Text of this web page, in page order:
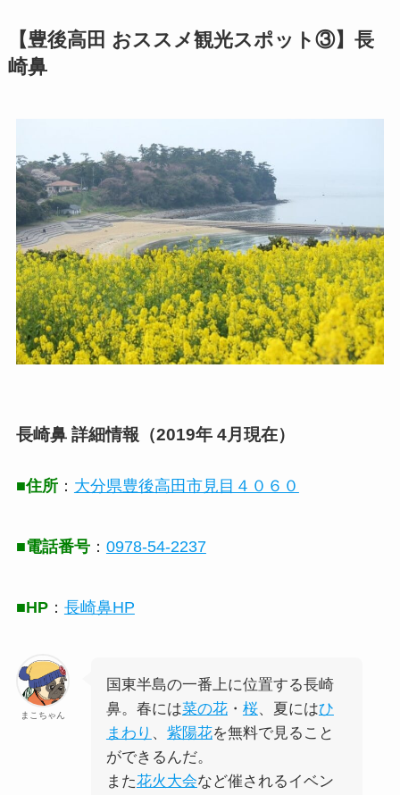
【豊後高田 おススメ観光スポット③】長
崎鼻
長崎鼻 詳細情報（2019年 4月現在）
■住所： 大分県豊後高田市見目４０６０
■電話番号： 0978-54-2237
■HP： 長崎鼻HP
まこちゃん
国東半島の一番上に位置する長崎
鼻。春には菜の花・ 桜、夏にはひ
まわり 、 紫陽花を無料で見ること
ができるんだ。
また花火大会など催されるイベン